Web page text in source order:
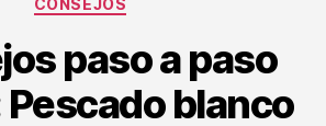
CONSEJOS
paso a paso
Pescado blanco